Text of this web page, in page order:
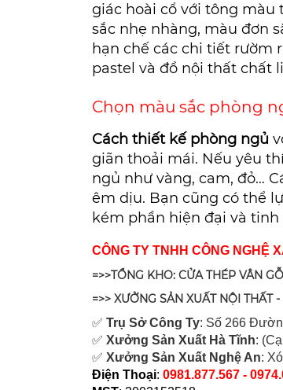
giác hoài cổ với tông màu
sắc nhẹ nhàng, màu đơn
hạn chế các chi tiết rườm
pastel và đồ nội thất chất
Chọn màu sắc phòng
Cách thiết kế phòng ngủ
giãn thoải mái. Nếu yêu
ngủ như vàng, cam, đỏ…
êm dịu. Bạn cũng có thể
kém phần hiện đại và tinh
CÔNG TY TNHH CÔNG NGHỆ
=>>TỔNG KHO: CỬA THÉP VÂN
=>> XƯỞNG SẢN XUẤT NỘI THẤT
✅ Trụ Sở Công Ty: Số 266
✅ Xưởng Sản Xuất Hà Tĩnh:
✅ Xưởng Sản Xuất Nghệ An:
Điện Thoại: 0981.877.567 -